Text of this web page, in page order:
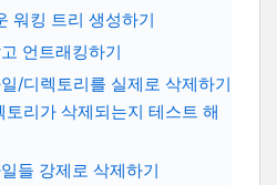
워킹 트리 생성하기
언트래킹하기
/디렉토리를 실제로 삭제하기
리가 삭제되는지 테스트 해
들 강제로 삭제하기